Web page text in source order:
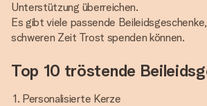
Unterstützung überreichen.
Es gibt viele passende
schweren Zeit Trost spenden können.
Top 10 tröstende
Personalisierte Kerze